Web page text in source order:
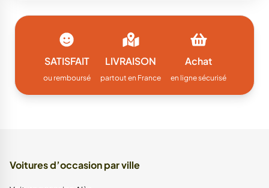
SATISFAIT
ou remboursé
LIVRAISON
partout en France
Achat
en ligne sécurisé
Voitures d’occasion par ville